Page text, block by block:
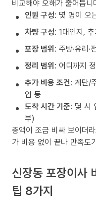
비교해야 오해가 줄어듭니
인원 구성: 몇 명이 오
차량 구성: 1대인지,
포장 범위: 주방·유리
정리 범위: 어디까지
추가 비용 조건: 계단/
업 등
도착 시간 기준: 몇 시
부)
총액이 조금 비싸 보이더
가 비용 없이 끝나 만족도
신장동 포장이사
팁 8가지